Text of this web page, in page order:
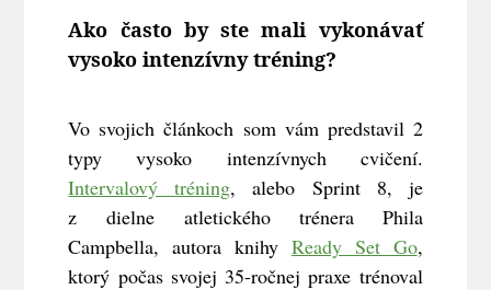
Ako často by ste mali vykonávať
vysoko intenzívny tréning?
Vo svojich článkoch som vám predstavil 2
typy vysoko intenzívnych cvičení.
Intervalový tréning, alebo Sprint 8, je
z dielne atletického trénera Phila
Campbella, autora knihy Ready Set Go,
ktorý počas svojej 35-ročnej praxe trénoval